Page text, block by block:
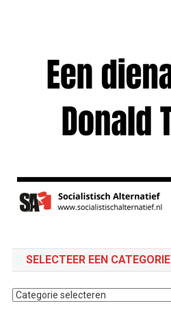
SELECTEER EEN CATEGORIE
Selecteer